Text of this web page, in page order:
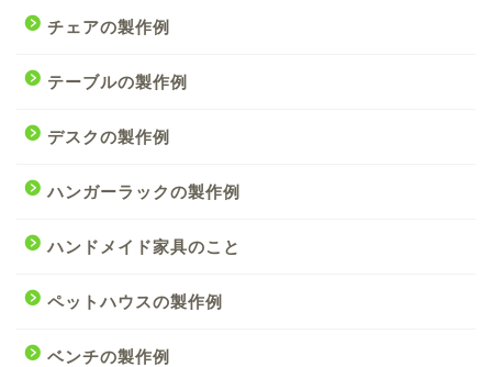
チェアの製作例
テーブルの製作例
デスクの製作例
ハンガーラックの製作例
ハンドメイド家具のこと
ペットハウスの製作例
ベンチの製作例